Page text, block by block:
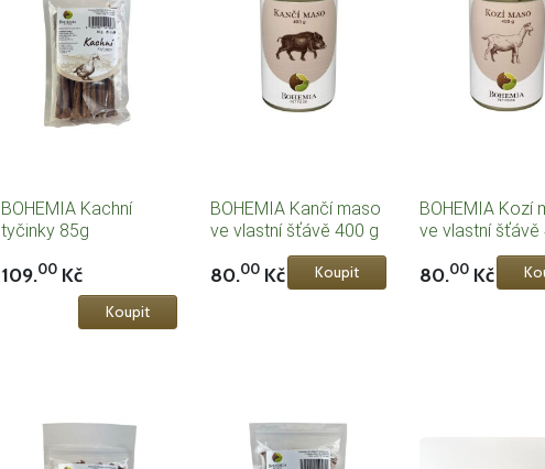
BOHEMIA Kachní
tyčinky 85g
109.00 Kč
BOHEMIA Kančí maso
ve vlastní šťávě 400 g
80.00Kč
BOHEMIA Kozí
ve vlastní šťávě
80.00Kč